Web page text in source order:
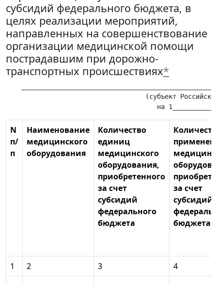
субсидий федерального бюджета, в
целях реализации мероприятий,
направленных на совершенствование
организации медицинской помощи
пострадавшим при дорожно-
транспортных происшествиях*
(субъект
N
п/
п
Наименование
медицинского
оборудования
Количество
единиц
медицинского
оборудования,
приобретенного
за счет
субсидий
федерального
бюджета
за счет
субсидий
бюджета,
1 2 3 4